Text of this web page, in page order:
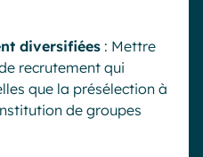
diversifiées : Mettre
recrutement qui
que la présélection à
de groupes